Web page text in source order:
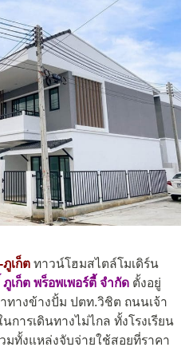
เก็ต ทาวน์โฮมสไตล์โมเดิร์น
เก็ต พร็อพเพอร์ตี้ จำกัด ตั้งอยู่
ทางข้างปั้ม ปตท.วิชิต ถนนเจ้า
การเดินทางไม่ไกล ทั้งโรงเรียน
มทั้งแหล่งจับจ่ายใช้สอยที่ราคา